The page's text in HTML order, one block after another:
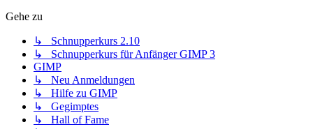
Gehe zu
↳ Schnupperkurs 2.10
↳ Schnupperkurs für Anfänger GIMP 3
GIMP
↳ Neu Anmeldungen
↳ Hilfe zu GIMP
↳ Gegimptes
↳ Hall of Fame